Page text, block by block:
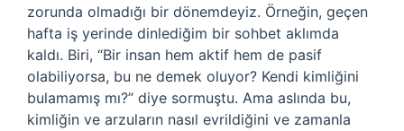
zorunda olmadığı bir dönemdeyiz. Örneğin, geçen
hafta iş yerinde dinlediğim bir sohbet aklımda
kaldı. Biri, “Bir insan hem aktif hem de pasif
olabiliyorsa, bu ne demek oluyor? Kendi kimliğini
bulamamış mı?” diye sormuştu. Ama aslında bu,
kimliğin ve arzuların nasıl evrildiğini ve zamanla